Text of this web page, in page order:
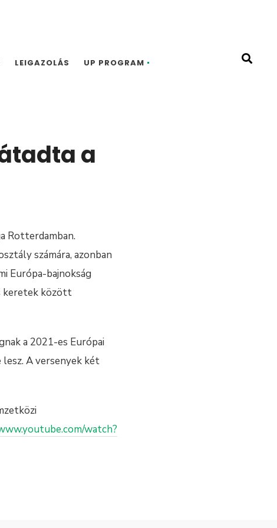
LEIGAZOLÁS UP PROGRAM
a
Rotterdamban.
számára, azonban
Európa-bajnokság
keretek között
a 2021-es Európai
lesz. A versenyek két
watch?